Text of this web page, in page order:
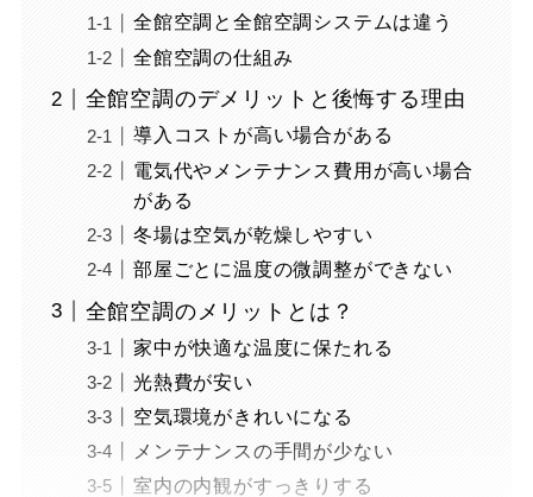
全館空調と全館空調システムは違う
全館空調の仕組み
全館空調のデメリットと後悔する理由
導入コストが高い場合がある
電気代やメンテナンス費用が高い場合
がある
冬場は空気が乾燥しやすい
部屋ごとに温度の微調整ができない
全館空調のメリットとは？
家中が快適な温度に保たれる
光熱費が安い
空気環境がきれいになる
メンテナンスの手間が少ない
室内の内観がすっきりする